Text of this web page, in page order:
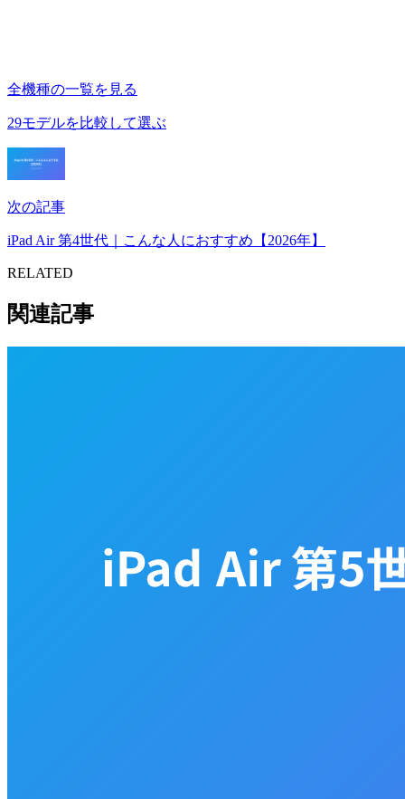
全機種の一覧を見る
29モデルを比較して選ぶ
次の記事
iPad Air 第4世代｜こんな人におすすめ【2026年】
RELATED
関連記事